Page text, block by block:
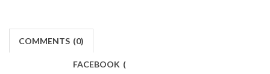
COMMENTS (0)
FACEBOOK (